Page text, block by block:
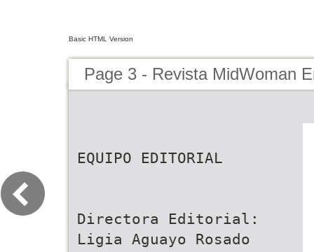
Basic HTML Version
Page 3 - Revista MidWoman
EQUIPO EDITORIAL
Directora Editorial:
Ligia Aguayo Rosado